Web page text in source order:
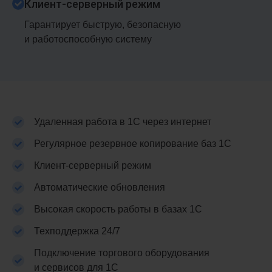
Клиент-⁠серверный режим
Гарантирует быструю, безопасную
и работоспособную систему
Удаленная работа в 1С через интернет
Регулярное резервное копирование баз 1С
Клиент-серверный режим
Автоматические обновления
Высокая скорость работы в базах 1С
Техподдержка 24/7
Подключение торгового оборудования
и сервисов для 1С